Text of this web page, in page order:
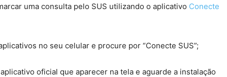
uma consulta pelo SUS utilizando o aplicativo Conecte
no seu celular e procure por “Conecte SUS”;
oficial que aparecer na tela e aguarde a instalação